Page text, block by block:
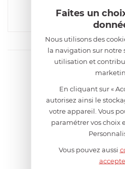
899,00
Faites un
Nous utilisons des
la navigation sur notre
utilisation et
En cliquant sur «
autorisez ainsi le
votre appareil. Vous
paramétrer vos choix
Vous pouvez aussi